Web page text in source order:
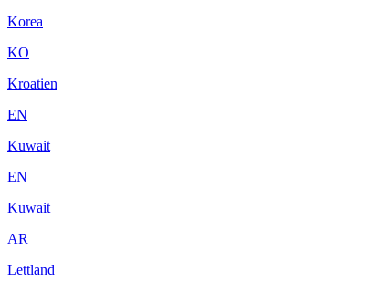
Korea
KO
Kroatien
EN
Kuwait
EN
Kuwait
AR
Lettland